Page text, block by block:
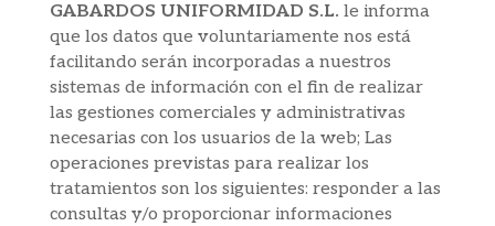
GABARDOS UNIFORMIDAD S.L. le informa
que los datos que voluntariamente nos está
facilitando serán incorporadas a nuestros
sistemas de información con el fin de realizar
las gestiones comerciales y administrativas
necesarias con los usuarios de la web; Las
operaciones previstas para realizar los
tratamientos son los siguientes: responder a las
consultas y/o proporcionar informaciones